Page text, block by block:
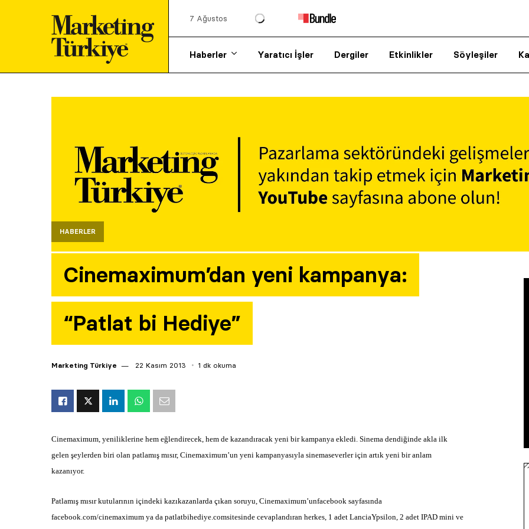
7 Ağustos
Haberler Yaratıcı İşler Dergiler Etkinlikler Söyleşiler
HABERLER
Cinemaximum’dan yeni kampanya:
“Patlat bi Hediye”
Marketing Türkiye 22 Kasım 2013 1 dk okuma
Cinemaximum, yeniliklerine hem eğlendirecek, hem de kazandıracak yeni bir kampanya ekledi. Sinema dendiğinde akla ilk
gelen şeylerden biri olan patlamış mısır, Cinemaximum’un yeni kampanyasıyla sinemaseverler için artık yeni bir anlam
kazanıyor.
Patlamış mısır kutularının içindeki kazıkazanlarda çıkan soruyu, Cinemaximum’unfacebook sayfasında
facebook.com/cinemaximum ya da patlatbihediye.comsitesinde cevaplandıran herkes, 1 adet LanciaYpsilon, 2 adet IPAD mini ve